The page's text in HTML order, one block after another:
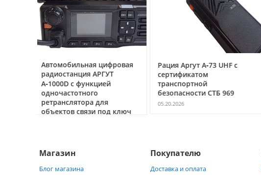
Рация Аргут А‑73 UHF с
сертификатом
транспортной
безопасности СТБ 969
05.20.2026
Ubiquiti GP‑A240‑050
(POE‑24‑12W) — инжектор
питания PoE 24 В, 0,5 А для
сетевого оборудования
05.18.2026
Магазин
Блог магазина
Покупателю
Доставка и оплата